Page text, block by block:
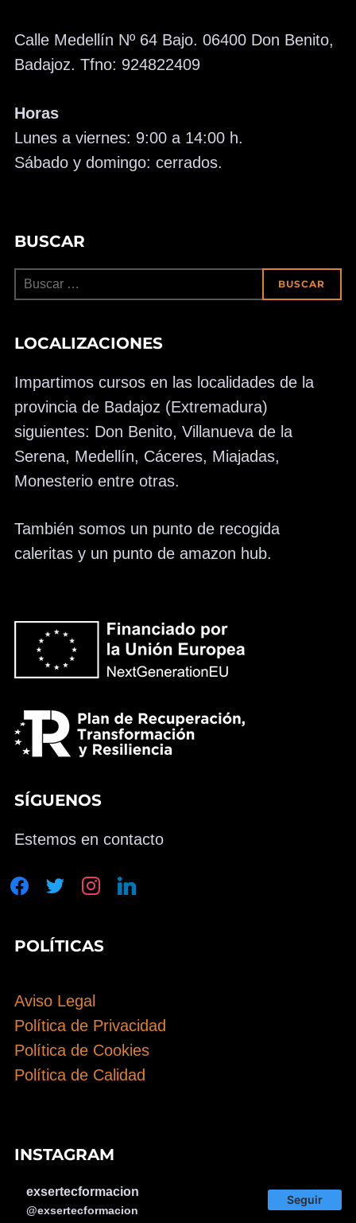
Calle Medellín Nº 64 Bajo. 06400 Don Benito,
Badajoz. Tfno: 924822409
Horas
Lunes a viernes: 9:00 a 14:00 h.
Sábado y domingo: cerrados.
BUSCAR
Buscar:
BUSCAR
LOCALIZACIONES
Impartimos cursos en las localidades de la
provincia de Badajoz (Extremadura)
siguientes: Don Benito, Villanueva de la
Serena, Medellín, Cáceres, Miajadas,
Monesterio entre otras.
También somos un punto de recogida
caleritas y un punto de amazon hub.
SÍGUENOS
Estemos en contacto
facebooktwitter instagramlinkedin
POLÍTICAS
Aviso Legal
Política de Privacidad
Política de Cookies
Política de Calidad
INSTAGRAM
exsertecformacion
@exsertecformacion
Seguir